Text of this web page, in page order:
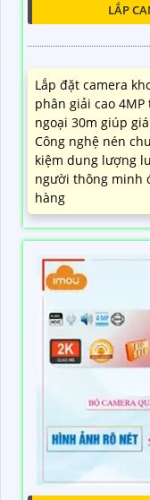
LẮP
Lắp đặt camera
phân giải cao 4MP
ngoại 30m giúp
Công nghệ nén
kiệm dung lượng
người thông minh
hàng